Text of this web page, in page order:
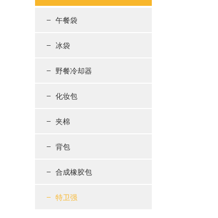
午餐袋
冰袋
野餐冷却器
化妆包
夹棉
背包
合成橡胶包
特卫强